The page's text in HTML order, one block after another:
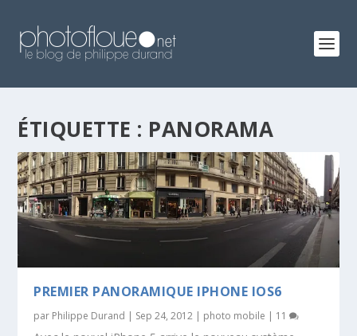
ÉTIQUETTE : PANORAMA
PREMIER PANORAMIQUE IPHONE IOS6
par Philippe Durand | Sep 24, 2012 | photo mobile | 11